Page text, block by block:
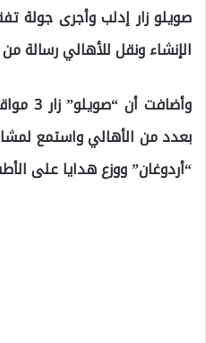
صويلو زار إدلب وأجرى جولة
الإنشاء ونقل للأهالي رسالة
بعدد من الأهالي واستمع
“أردوغان” ووزع هدايا على